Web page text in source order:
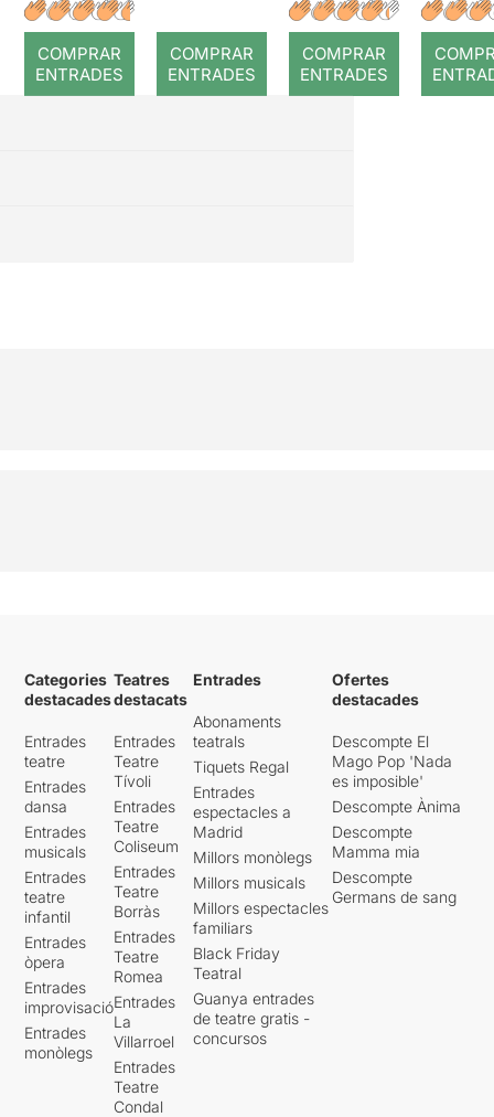
COMPRAR
ENTRADES
COMPRAR
ENTRADES
COMPRAR
ENTRADES
Categories
destacades
Entrades
teatre
Entrades
dansa
Entrades
musicals
Entrades
teatre
infantil
Entrades
òpera
Entrades
improvisació
Entrades
monòlegs
Teatres
destacats
Entrades
Teatre
Tívoli
Entrades
Teatre
Coliseum
Entrades
Teatre
Borràs
Entrades
Teatre
Romea
Entrades
La
Villarroel
Entrades
Teatre
Condal
Entrades
Abonaments
teatrals
Tiquets Regal
Entrades
espectacles a
Madrid
Millors monòlegs
Millors musicals
Millors espectacles
familiars
Black Friday
Teatral
Guanya entrades
de teatre gratis -
concursos
Ofertes
destacades
Descompte El
Mago Pop 'Nada
es imposible'
Descompte Ànima
Descompte
Mamma mia
Descompte
Germans de sang